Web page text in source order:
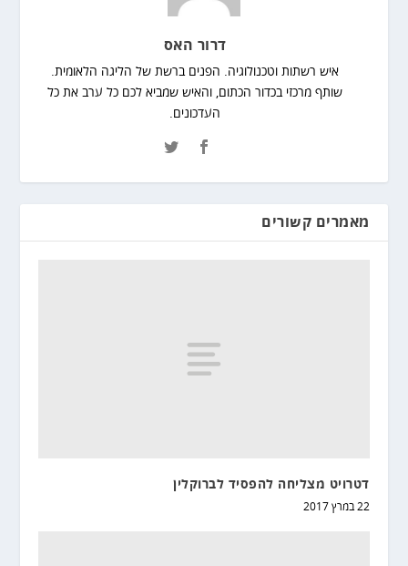
דרור האס
איש רשתות וטכנולוגיה. הפנים ברשת של הליגה הלאומית.
שותף מרכזי בכדור הכתום, והאיש שמביא לכם כל ערב את כל
העדכונים.
מאמרים קשורים
דטרויט מצליחה להפסיד לברוקלין
22 במרץ 2017